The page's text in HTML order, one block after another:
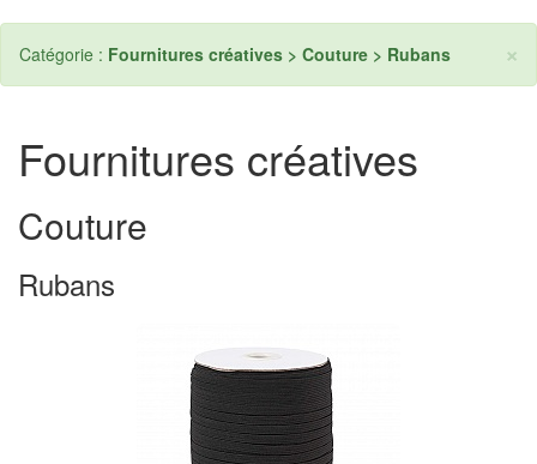
×
Catégorie : Fournitures créatives > Couture > Rubans
Fournitures créatives
Couture
Rubans